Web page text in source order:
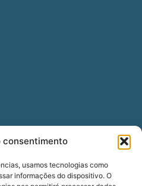
consentimento
usamos tecnologias como
informações do dispositivo. O